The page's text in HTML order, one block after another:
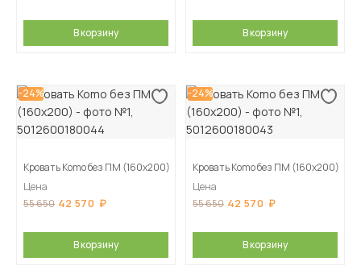
В корзину В корзину
-24%
Кровать Komo без ПМ (160х200)
Цена
55 650 42 570
В корзину
-24%
Кровать Komo без ПМ (160х200)
Цена
55 650 42 570
В корзину